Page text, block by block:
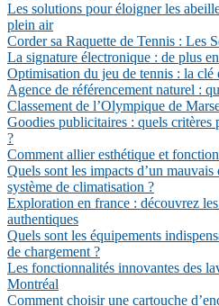
Les solutions pour éloigner les
plein air
Corder sa Raquette de Tennis : Les
La signature électronique : de plus
Optimisation du jeu de tennis : la clé
Agence de référencement naturel :
Classement de l’Olympique de
Goodies publicitaires : quels critères
?
Comment allier esthétique et
Quels sont les impacts d’un
système de climatisation ?
Exploration en france : découvrez
authentiques
Quels sont les équipements
de chargement ?
Les fonctionnalités innovantes des
Montréal
Comment choisir une cartouche